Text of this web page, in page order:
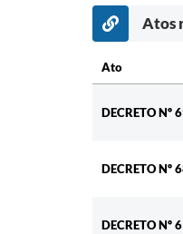
Atos
Ato
DECRETO Nº
DECRETO Nº
DECRETO Nº